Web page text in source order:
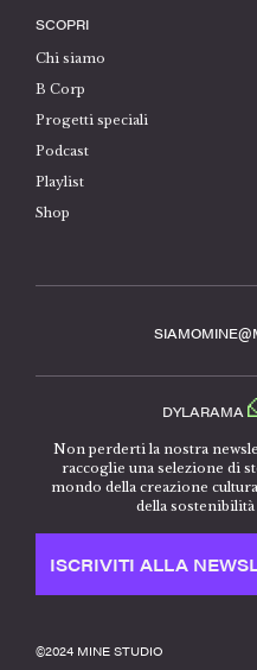
SCOPRI
Chi siamo
B Corp
Progetti speciali
Podcast
Playlist
Shop
DYLARAMA
Non perderti la nostra
raccoglie una selezione di
mondo della creazione
della sostenibilità
ISCRIVITI ALLA
©️2024 MINE STUDIO